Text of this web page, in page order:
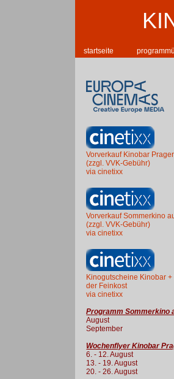
startseite
Vorverkauf Kinobar
(zzgl. VVK-Gebühr)
via cinetixx
Vorverkauf Sommerkino
(zzgl. VVK-Gebühr)
via cinetixx
Kinogutscheine Kinobar
der Feinkost
via cinetixx
Programm Sommerkino
August
September
Wochenflyer Kinobar
6. - 12. August
13. - 19. August
20. - 26. August